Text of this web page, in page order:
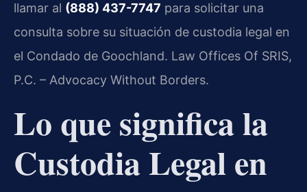
llamar al (888) 437-7747 para solicitar una
consulta sobre su situación de custodia legal en
el Condado de Goochland. Law Offices Of SRIS,
P.C. – Advocacy Without Borders.
Lo que significa la
Custodia Legal en